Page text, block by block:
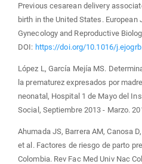
Previous cesarean delivery
birth in the United States.
Gynecology and Reproductive
DOI: https://doi.org/10.1016/
López L, García Mejía MS.
la prematurez expresados por
neonatal, Hospital 1 de Mayo del
Social, Septiembre 2013 - Marzo.
Ahumada JS, Barrera AM, Canosa
et al. Factores de riesgo de parto
Colombia. Rev Fac Med Univ Nac